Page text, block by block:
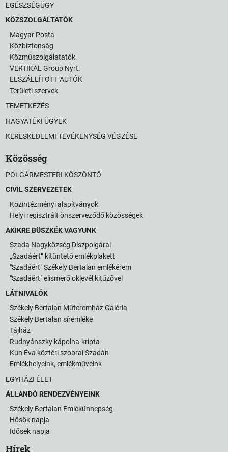
EGÉSZSÉGÜGY
KÖZSZOLGÁLTATÓK
Magyar Posta
Közbiztonság
Közműszolgálatatók
VERTIKAL Group Nyrt.
ELSZÁLLÍTOTT AUTÓK
Területi szervek
TEMETKEZÉS
HAGYATÉKI ÜGYEK
KERESKEDELMI TEVÉKENYSÉG VÉGZÉSE
Közösség
POLGÁRMESTERI KÖSZÖNTŐ
CIVIL SZERVEZETEK
Közintézményi alapítványok
Helyi regisztrált önszerveződő közösségek
AKIKRE BÜSZKÉK VAGYUNK
Szada Nagyközség Díszpolgárai
„Szadáért” kitüntető emlékplakett
"Szadáért" Székely Bertalan emlékérem
"Szadáért" elismerő oklevél kitűzővel
LÁTNIVALÓK
Székely Bertalan Műteremház Galéria
Székely Bertalan síremléke
Tájház
Rudnyánszky kápolna-kripta
Kun Éva köztéri szobrai Szadán
Emlékhelyeink, emlékműveink
EGYHÁZI ÉLET
ÁLLANDÓ RENDEZVÉNYEINK
Székely Bertalan Emlékünnepség
Hősök napja
Idősek napja
Hírek